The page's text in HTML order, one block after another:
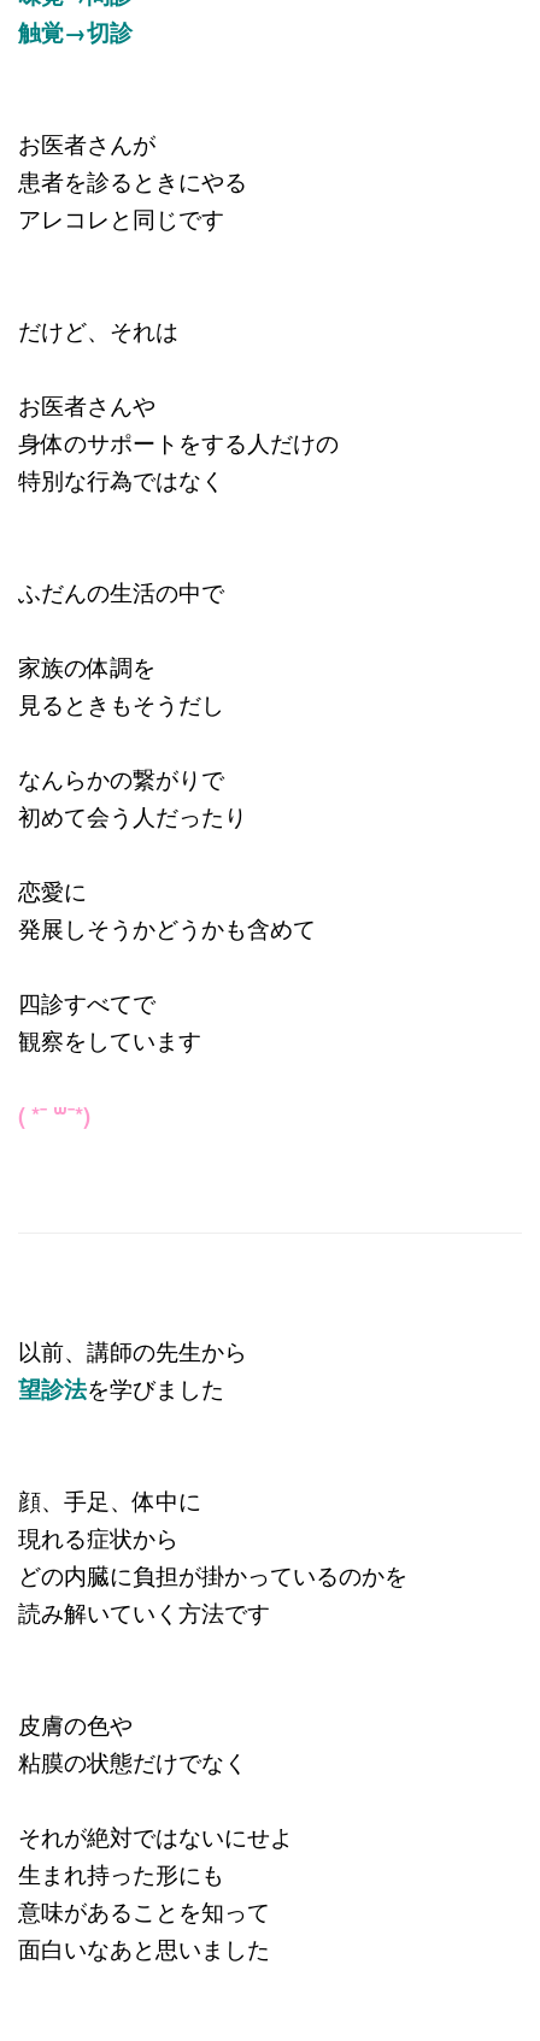
触覚→切診
お医者さんが
患者を診るときにやる
アレコレと同じです
だけど、それは
お医者さんや
身体のサポートをする人だけの
特別な行為ではなく
ふだんの生活の中で
家族の体調を
見るときもそうだし
なんらかの繋がりで
初めて会う人だったり
恋愛に
発展しそうかどうかも含めて
四診すべてで
観察をしています
( *¯ ꒳¯*)
以前、講師の先生から
望診法を学びました
顔、手足、体中に
現れる症状から
どの内臓に負担が掛かっているのかを
読み解いていく方法です
皮膚の色や
粘膜の状態だけでなく
それが絶対ではないにせよ
生まれ持った形にも
意味があることを知って
面白いなあと思いました